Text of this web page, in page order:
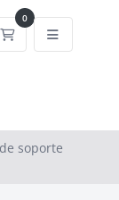
0
Carrito
soporte